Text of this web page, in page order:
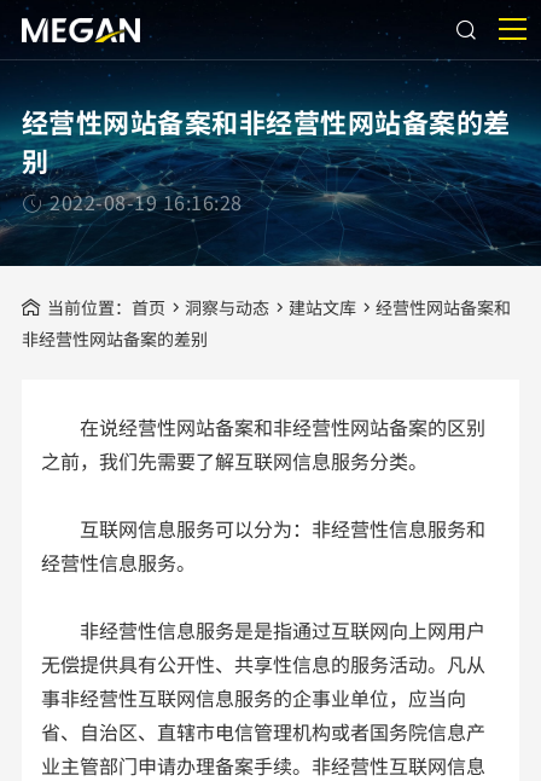
经营性网站备案和非经营性网站备案的差
别
2022-08-19 16:16:28
当前位置： 首页 洞察与动态 建站文库
经营性网站备案和
非经营性网站备案的差别
在说经营性网站备案和非经营性网站备案的区别
之前，我们先需要了解互联网信息服务分类。
互联网信息服务可以分为：非经营性信息服务和
经营性信息服务。
非经营性信息服务是是指通过互联网向上网用户
无偿提供具有公开性、共享性信息的服务活动。凡从
事非经营性互联网信息服务的企事业单位，应当向
省、自治区、直辖市电信管理机构或者国务院信息产
业主管部门申请办理备案手续。非经营性互联网信息